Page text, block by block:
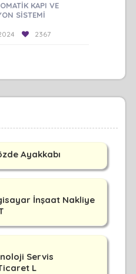
KAPI VE
SİSTEMİ
2367
Ayakkabı
İnşaat Nakliye
Servis
L